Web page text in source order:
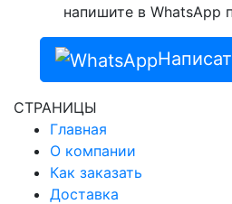
напишите в WhatsApp
СТРАНИЦЫ
Главная
О компании
Как заказать
Доставка